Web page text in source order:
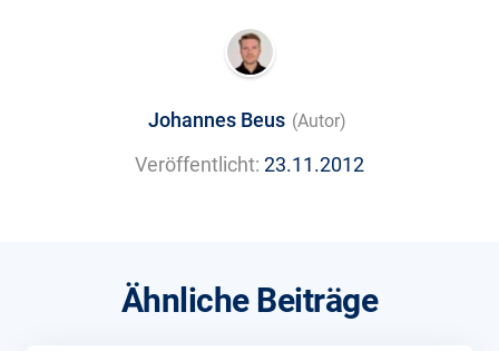
Johannes Beus (Autor)
Veröffentlicht: 23.11.2012
Ähnliche Beiträge